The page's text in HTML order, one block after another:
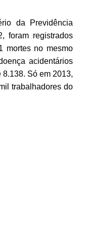
da Previdência
foram registrados
mortes no mesmo
acidentários
Só em 2013,
trabalhadores do